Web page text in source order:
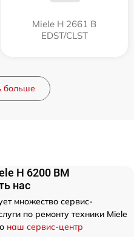
Miele H 2661 B
EDST/CLST
больше
H 6200 BM
нас
множество сервис-
по ремонту техники Miele
наш сервис-центр